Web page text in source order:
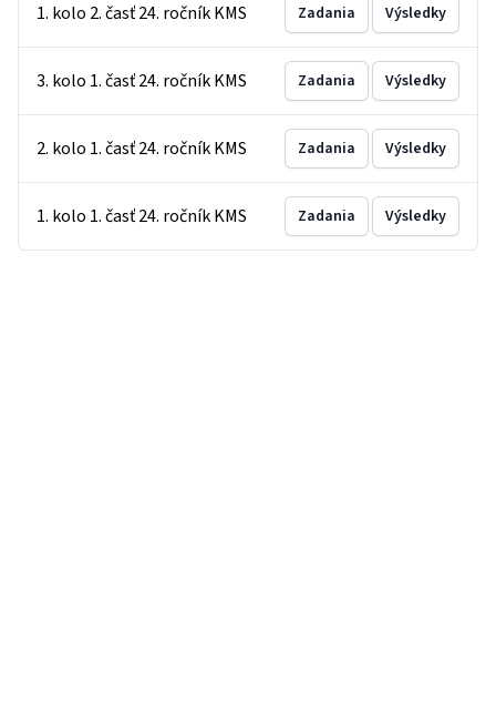
1. kolo 2. časť 24. ročník KMS Zadania Výsledky
3. kolo 1. časť 24. ročník KMS Zadania Výsledky
2. kolo 1. časť 24. ročník KMS Zadania Výsledky
1. kolo 1. časť 24. ročník KMS Zadania Výsledky